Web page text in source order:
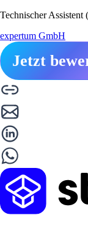
Technischer
expertum GmbH
Jetzt